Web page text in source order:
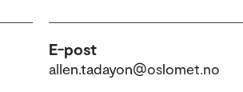
E-post
allen.tadayon@oslomet.no